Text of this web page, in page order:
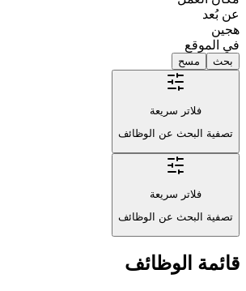
عن بُعد
هجين
في الموقع
بحث مسح
فلاتر سريعة
تصفية البحث عن الوظائف
فلاتر سريعة
تصفية البحث عن الوظائف
قائمة الوظائف